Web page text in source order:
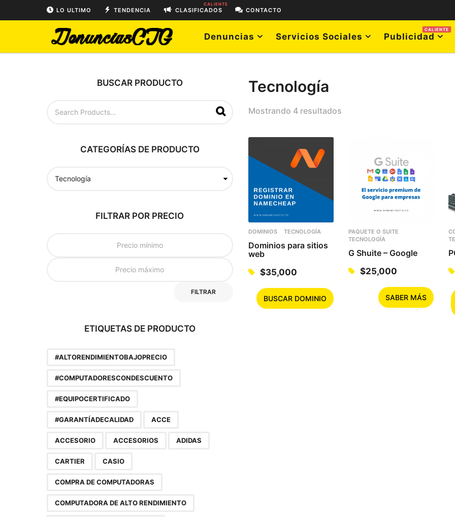
LO ULTIMO TENDENCIA CLASIFICADOS
CALIENTE
CONTACTO
Denuncias Servicios Sociales Publicidad
CALIENTE
Tecnología
Mostrando 4 resultados
DOMINIOS TECNOLOGÍA
Dominios para sitios
web
$35,000
BUSCAR DOMINIO
PAQUETE O SUITE
TECNOLOGÍA
G Shuite – Google
$25,000
SABER MÁS
BUSCAR PRODUCTO
CATEGORÍAS DE PRODUCTO
FILTRAR POR PRECIO
FILTRAR
ETIQUETAS DE PRODUCTO
#ALTORENDIMIENTOBAJOPRECIO
#COMPUTADORESCONDESCUENTO
#EQUIPOCERTIFICADO
#GARANTÍADECALIDAD ACCE
ACCESORIO ACCESORIOS ADIDAS
CARTIER CASIO
COMPRA DE COMPUTADORAS
COMPUTADORA DE ALTO RENDIMIENTO